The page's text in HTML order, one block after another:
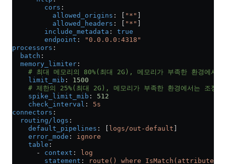
        cors
:
          allowed_origins
: [ "*"
          allowed_headers
: [ "*"
        include_metadata
: true
        endpoint
:
"0.0.0.0:4318"
processors :
  batch
:
  memory_limiter
:
# 최대 메모리의 80%(최대 2G), 메모리가 부족한 환경에서는
    limit_mib
: 1500
# 제한의 25%(최대 2G), 메모리가 부족한 환경에서는 조정
    spike_limit_mib
: 512
    check_interval
: 5s
connectors :
  routing/logs
:
    default_pipelines
: [ logs/out-default
    error_mode
: ignore
    table
:
      -
context :
log
        statement
:
route() where